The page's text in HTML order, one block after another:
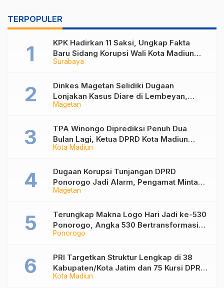
TERPOPULER
Surabaya
KPK Hadirkan 11 Saksi, Ungkap Fakta
Baru Sidang Korupsi Wali Kota Madiun
Nonaktif Maidi
Magetan
Dinkes Magetan Selidiki Dugaan
Lonjakan Kasus Diare di Lembeyan,
Lakukan Penyelidikan Epidemiologi
Kota Madiun
TPA Winongo Diprediksi Penuh Dua
Bulan Lagi, Ketua DPRD Kota Madiun
Desak Pemkot Percepat Penanganan
Magetan
Dugaan Korupsi Tunjangan DPRD
Ponorogo Jadi Alarm, Pengamat Minta
Magetan Perkuat Tata Kelola
Ponorogo
Terungkap Makna Logo Hari Jadi ke-530
Ponorogo, Angka 530 Bertransformasi
Jadi Sekar Kinanthi
Kota Madiun
PRI Targetkan Struktur Lengkap di 38
Kabupaten/Kota Jatim dan 75 Kursi DPR
RI pada Pemilu 2029